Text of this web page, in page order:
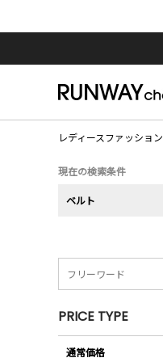
レディースファッショ
現在の検索条件
ベルト
PRICE TYPE
通常価格